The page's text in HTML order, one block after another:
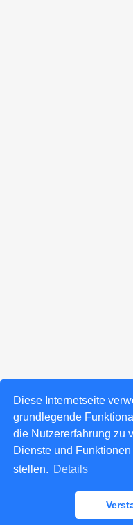
Diese Internetseite
grundlegende
die Nutzererfahrung zu
Dienste und
stellen. Details